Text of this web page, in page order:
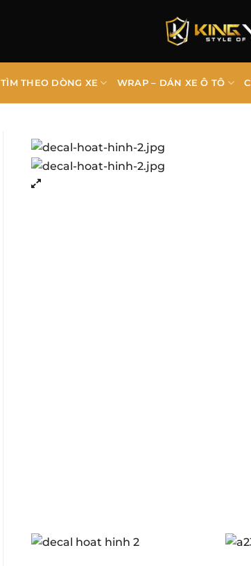
TÌM THEO DÒNG XE WRAP – DÁN XE Ô TÔ